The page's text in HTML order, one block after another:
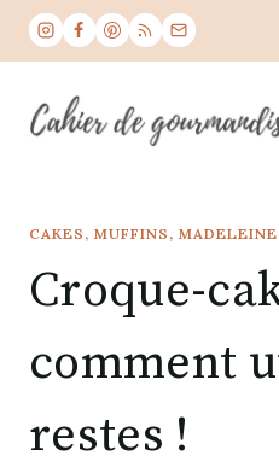
Aller
contenu
CAKES, MUFFINS,
Croque-
comment
restes !